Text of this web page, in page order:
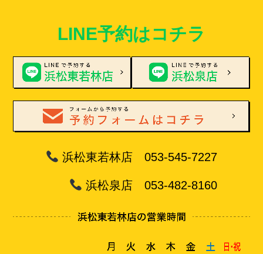
LINE予約はコチラ
浜松東若林店 053-545-7227
浜松泉店 053-482-8160